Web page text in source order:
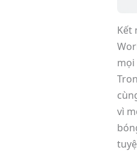
Kết
mọi
vì